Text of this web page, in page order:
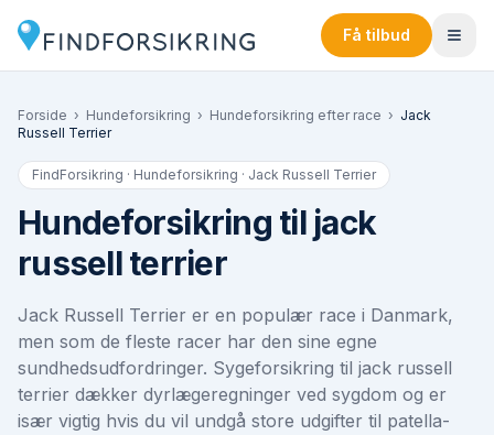
Få tilbud
Forside › Hundeforsikring › Hundeforsikring efter race › Jack
Russell Terrier
FindForsikring · Hundeforsikring · Jack Russell Terrier
Hundeforsikring til jack
russell terrier
Jack Russell Terrier er en populær race i Danmark,
men som de fleste racer har den sine egne
sundhedsudfordringer. Syge­forsikring til jack russell
terrier dækker dyrlægeregninger ved sygdom og er
især vigtig hvis du vil undgå store udgifter til patella-